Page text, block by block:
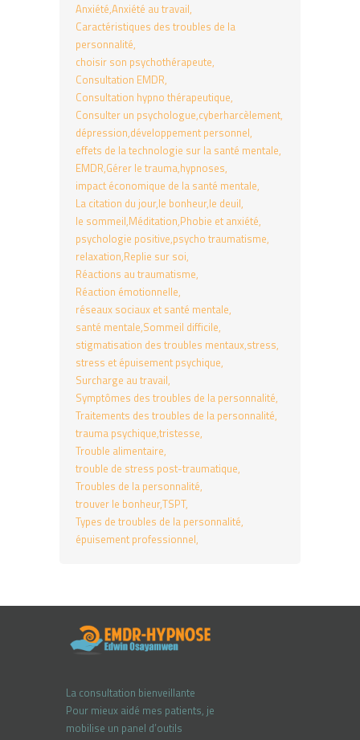
Anxiété Anxiété au travail
Caractéristiques des troubles de la
personnalité
choisir son psychothérapeute
Consultation EMDR
Consultation hypno thérapeutique
Consulter un psychologue cyberharcèlement
dépression développement personnel
effets de la technologie sur la santé mentale
EMDR Gérer le trauma hypnoses
impact économique de la santé mentale
La citation du jour le bonheur le deuil
le sommeil Méditation Phobie et anxiété
psychologie positive psycho traumatisme
relaxation Replie sur soi
Réactions au traumatisme
Réaction émotionnelle
réseaux sociaux et santé mentale
santé mentale Sommeil difficile
stigmatisation des troubles mentaux stress
stress et épuisement psychique
Surcharge au travail
Symptômes des troubles de la personnalité
Traitements des troubles de la personnalité
trauma psychique tristesse
Trouble alimentaire
trouble de stress post-traumatique
Troubles de la personnalité
trouver le bonheurTSPT
Types de troubles de la personnalité
épuisement professionnel
La consultation bienveillante
Pour mieux aidé mes patients, je
mobilise un panel d’outils